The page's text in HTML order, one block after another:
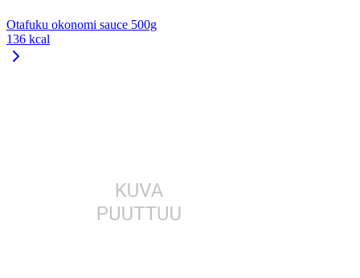
Otafuku okonomi sauce 500g
136 kcal